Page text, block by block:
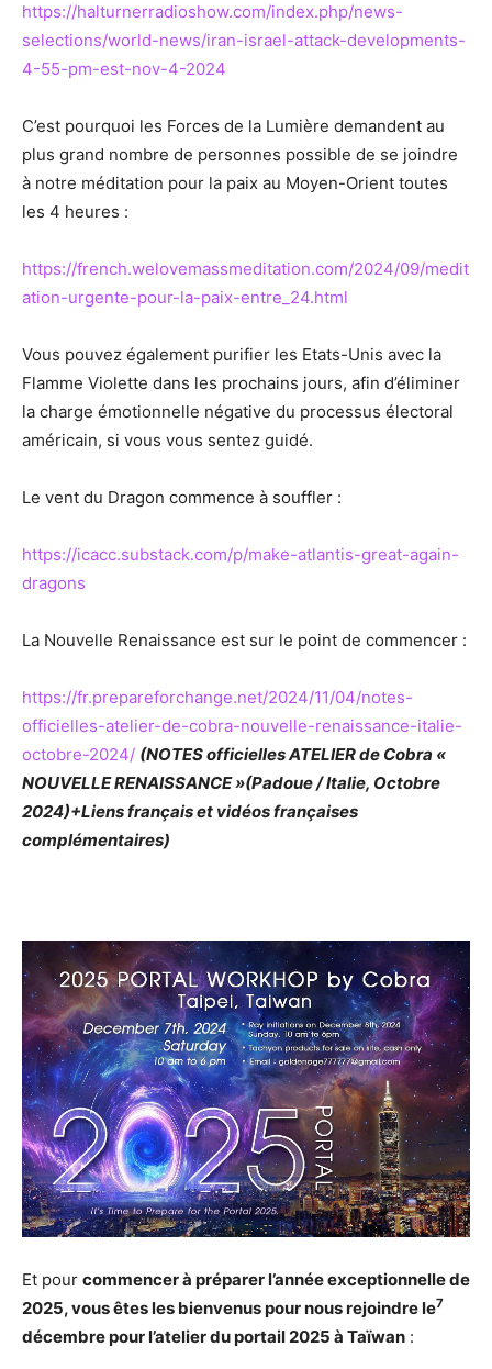
https://halturnerradioshow.com/index.php/news-
selections/world-news/iran-israel-attack-developments-
4-55-pm-est-nov-4-2024
C’est pourquoi les Forces de la Lumière demandent au
plus grand nombre de personnes possible de se joindre
à notre méditation pour la paix au Moyen-Orient toutes
les 4 heures :
https://french.welovemassmeditation.com/2024/09/medit
ation-urgente-pour-la-paix-entre_24.html
Vous pouvez également purifier les Etats-Unis avec la
Flamme Violette dans les prochains jours, afin d’éliminer
la charge émotionnelle négative du processus électoral
américain, si vous vous sentez guidé.
Le vent du Dragon commence à souffler :
https://icacc.substack.com/p/make-atlantis-great-again-
dragons
La Nouvelle Renaissance est sur le point de commencer :
https://fr.prepareforchange.net/2024/11/04/notes-
officielles-atelier-de-cobra-nouvelle-renaissance-italie-
octobre-2024/ (NOTES officielles ATELIER de Cobra «
NOUVELLE RENAISSANCE »(Padoue / Italie, Octobre
2024)+Liens français et vidéos françaises
complémentaires)
Et pour commencer à préparer l’année exceptionnelle de
2025, vous êtes les bienvenus pour nous rejoindre le7
décembre pour l’atelier du portail 2025 à Taïwan :